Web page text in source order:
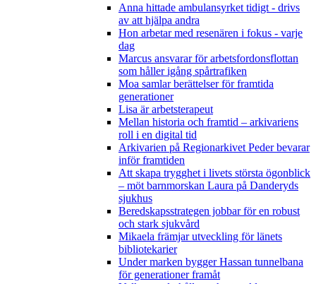
Anna hittade ambulansyrket tidigt - drivs
av att hjälpa andra
Hon arbetar med resenären i fokus - varje
dag
Marcus ansvarar för arbetsfordonsflottan
som håller igång spårtrafiken
Moa samlar berättelser för framtida
generationer
Lisa är arbetsterapeut
Mellan historia och framtid – arkivariens
roll i en digital tid
Arkivarien på Regionarkivet Peder bevarar
inför framtiden
Att skapa trygghet i livets största ögonblick
– möt barnmorskan Laura på Danderyds
sjukhus
Beredskapsstrategen jobbar för en robust
och stark sjukvård
Mikaela främjar utveckling för länets
bibliotekarier
Under marken bygger Hassan tunnelbana
för generationer framåt